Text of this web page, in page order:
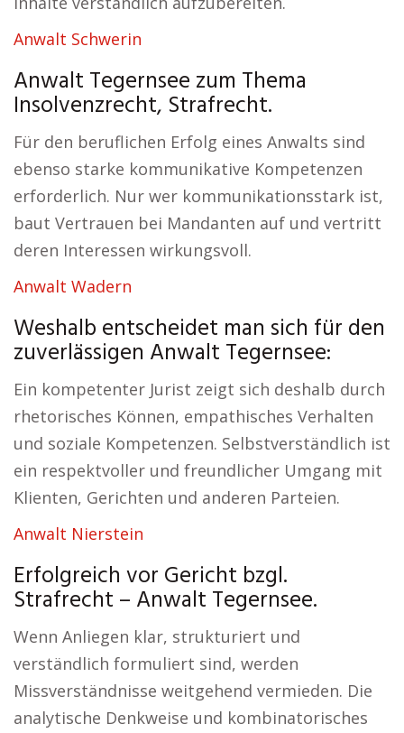
Anwalt Schwerin
Anwalt Tegernsee zum Thema
Insolvenzrecht, Strafrecht.
Für den beruflichen Erfolg eines Anwalts sind
ebenso starke kommunikative Kompetenzen
erforderlich. Nur wer kommunikationsstark ist,
baut Vertrauen bei Mandanten auf und vertritt
deren Interessen wirkungsvoll.
Anwalt Wadern
Weshalb entscheidet man sich für den
zuverlässigen Anwalt Tegernsee:
Ein kompetenter Jurist zeigt sich deshalb durch
rhetorisches Können, empathisches Verhalten
und soziale Kompetenzen. Selbstverständlich ist
ein respektvoller und freundlicher Umgang mit
Klienten, Gerichten und anderen Parteien.
Anwalt Nierstein
Erfolgreich vor Gericht bzgl.
Strafrecht – Anwalt Tegernsee.
Wenn Anliegen klar, strukturiert und
verständlich formuliert sind, werden
Missverständnisse weitgehend vermieden. Die
analytische Denkweise und kombinatorisches